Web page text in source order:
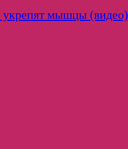
укрепят мышцы (видео)